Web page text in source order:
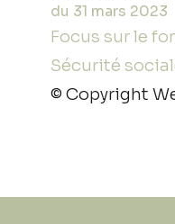
du 31 mars 2023
Focus sur le
Sécurité
© Copyright